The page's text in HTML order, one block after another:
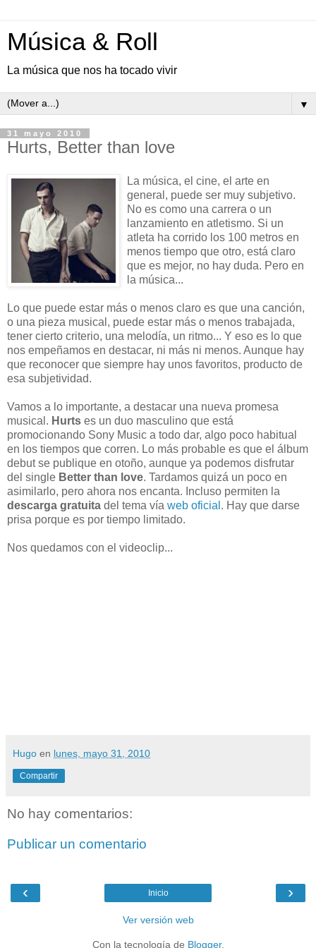
Música & Roll
La música que nos ha tocado vivir
▼
31 mayo 2010
Hurts, Better than love
La música, el cine, el arte en
general, puede ser muy subjetivo.
No es como una carrera o un
lanzamiento en atletismo. Si un
atleta ha corrido los 100 metros en
menos tiempo que otro, está claro
que es mejor, no hay duda. Pero en
la música...
Lo que puede estar más o menos claro es que una canción,
o una pieza musical, puede estar más o menos trabajada,
tener cierto criterio, una melodía, un ritmo... Y eso es lo que
nos empeñamos en destacar, ni más ni menos. Aunque hay
que reconocer que siempre hay unos favoritos, producto de
esa subjetividad.
Vamos a lo importante, a destacar una nueva promesa
musical. Hurts es un duo masculino que está
promocionando Sony Music a todo dar, algo poco habitual
en los tiempos que corren. Lo más probable es que el álbum
debut se publique en otoño, aunque ya podemos disfrutar
del single Better than love. Tardamos quizá un poco en
asimilarlo, pero ahora nos encanta. Incluso permiten la
descarga gratuita del tema vía web oficial . Hay que darse
prisa porque es por tiempo limitado.
Nos quedamos con el videoclip...
Hugo en lunes, mayo 31, 2010
Compartir
No hay comentarios:
Publicar un comentario
‹ ›
Inicio
Ver versión web
Con la tecnología de Blogger.